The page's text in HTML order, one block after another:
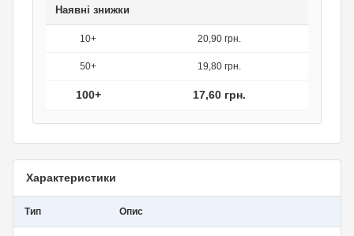
Наявні знижки
10+ 20,90 грн.
50+ 19,80 грн.
100+ 17,60 грн.
Характеристики
Тип Опис